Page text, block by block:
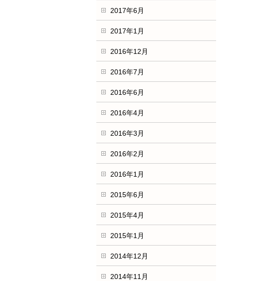
2017年6月
2017年1月
2016年12月
2016年7月
2016年6月
2016年4月
2016年3月
2016年2月
2016年1月
2015年6月
2015年4月
2015年1月
2014年12月
2014年11月